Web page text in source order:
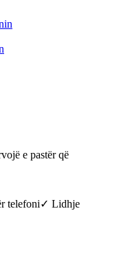
e pastër që
telefoni✓ Lidhje